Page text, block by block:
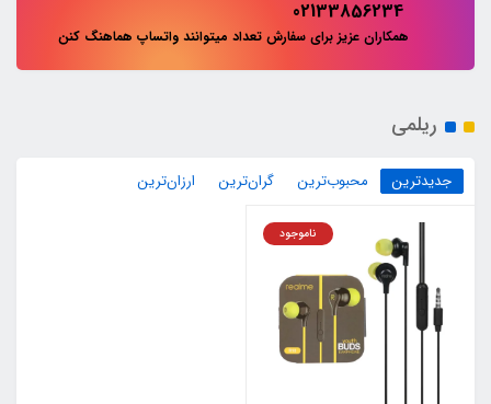
همکاران عزیز برای سفارش تعداد میتوانند واتساپ هماهنگ کنن
ریلمی
جدیدترین محبوب‌ترین گران‌ترین ارزان‌ترین
ناموجود